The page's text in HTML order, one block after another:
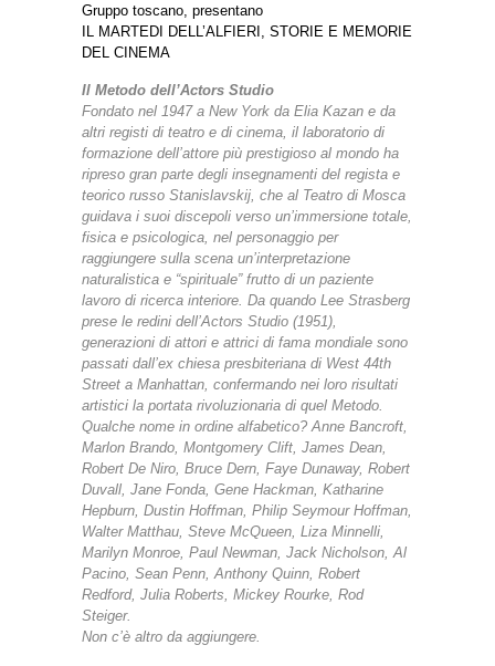
Gruppo toscano, presentano
IL MARTEDI DELL’ALFIERI , STORIE E MEMORIE
DEL CINEMA
Il Metodo dell’Actors Studio
Fondato nel 1947 a New York da Elia Kazan e da
altri registi di teatro e di cinema, il laboratorio di
formazione dell’attore più prestigioso al mondo ha
ripreso gran parte degli insegnamenti del regista e
teorico russo Stanislavskij, che al Teatro di Mosca
guidava i suoi discepoli verso un’immersione totale,
fisica e psicologica, nel personaggio per
raggiungere sulla scena un’interpretazione
naturalistica e “spirituale” frutto di un paziente
lavoro di ricerca interiore. Da quando Lee Strasberg
prese le redini dell’Actors Studio (1951),
generazioni di attori e attrici di fama mondiale sono
passati dall’ex chiesa presbiteriana di West 44th
Street a Manhattan, confermando nei loro risultati
artistici la portata rivoluzionaria di quel Metodo.
Qualche nome in ordine alfabetico? Anne Bancroft,
Marlon Brando, Montgomery Clift, James Dean,
Robert De Niro, Bruce Dern, Faye Dunaway, Robert
Duvall, Jane Fonda, Gene Hackman, Katharine
Hepburn, Dustin Hoffman, Philip Seymour Hoffman,
Walter Matthau, Steve McQueen, Liza Minnelli,
Marilyn Monroe, Paul Newman, Jack Nicholson, Al
Pacino, Sean Penn, Anthony Quinn, Robert
Redford, Julia Roberts, Mickey Rourke, Rod
Steiger.
Non c’è altro da aggiungere.